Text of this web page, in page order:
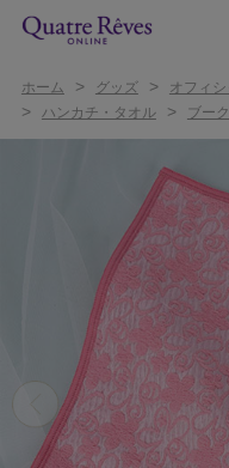
ホーム > グッズ > オフィ
> ハンカチ・タオル > ブー